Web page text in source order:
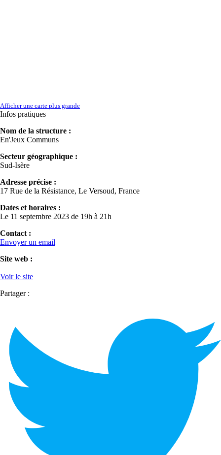
Afficher une carte plus grande
Infos pratiques
Nom de la structure :
En'Jeux Communs
Secteur géographique :
Sud-Isère
Adresse précise :
17 Rue de la Résistance, Le Versoud, France
Dates et horaires :
Le 11 septembre 2023 de 19h à 21h
Contact :
Envoyer un email
Site web :
Voir le site
Partager :